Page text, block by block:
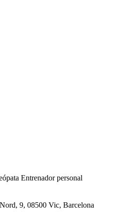
Entrenador personal
9, 08500 Vic, Barcelona